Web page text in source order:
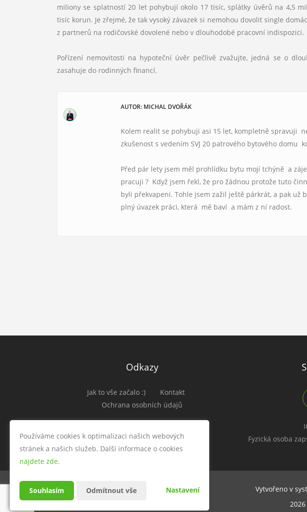
miliony se splatností 20 let pohybují okolo 17 tisíc, splátky úvěrů na 4,5
tisíc korun. Je zřejmé, že tak vysoký závazek si nemohou dovolit single
z partnerů na rodičovské dovolené nebo v dlouhodobé pracovní indispozici.
Pořízení nemovitosti na hypoteční úvěr pečlivě zvažujte, jedná se o
zasahuje do rodinných financí.
AUTOR: MICHAL DVOŘÁK
Kolem realit se pohybuji asi 15 let, kompletně spravuji
zkušenost s vedením SVJ 20 patrového bytového domu
Před pár lety jsem měl prohlídku bytu mojí tchýně a
pracuji ? Když jsem řekl, že pro žádnou protože tuto
byli překvapeni. Tohle jsem zažil ještě párkrát, a pak už
plný úvazek práci, která mě baví a mám z ní radost.
Odkazy
Jak to vše začalo :)
Kontakt
Ochrana osobních údajů
Fyzická osoba
Vytvořeno v
Používáme cookies k optimalizaci našich webových
stránek a našich služeb. Další informace o cookies
najdete zde.
Souhlasím Odmítnout vše Nastavení